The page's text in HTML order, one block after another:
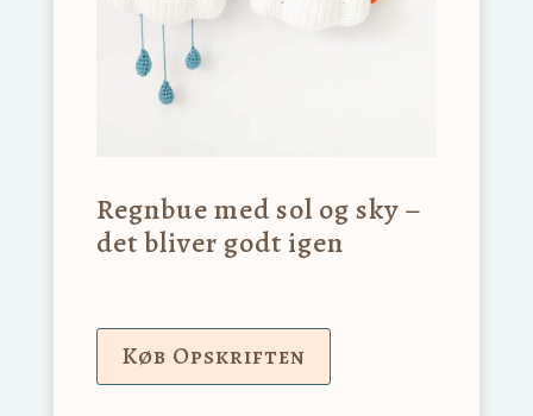
Regnbue med sol og sky –
det bliver godt igen
Køb Opskriften